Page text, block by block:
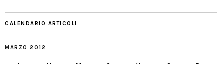
CALENDARIO ARTICOLI
MARZO 2012